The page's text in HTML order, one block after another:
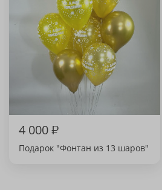
4 000₽
Подарок "Фонтан из 13 шаров"